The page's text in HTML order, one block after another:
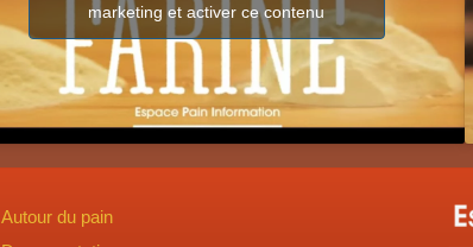
marketing et activer ce contenu
Autour du pain